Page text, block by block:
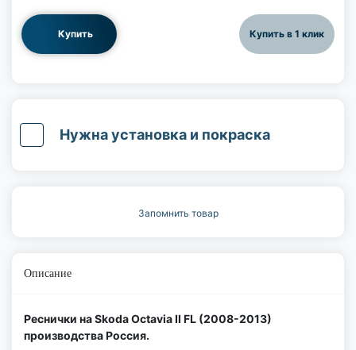
Купить Купить в 1 клик
Нужна установка и покраска
Запомнить товар
Описание
Реснички на Skoda Octavia II FL (2008-2013)
производства Россия.